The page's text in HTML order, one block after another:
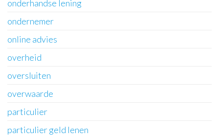
onderhandse lening
ondernemer
online advies
overheid
oversluiten
overwaarde
particulier
particulier geld lenen